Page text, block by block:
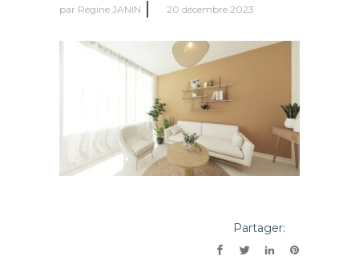
par Régine JANIN 20 décembre 2023
Partager: